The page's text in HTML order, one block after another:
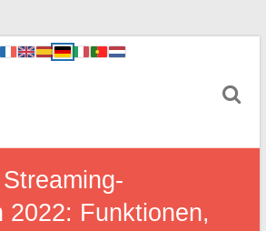
2022: Funktionen,